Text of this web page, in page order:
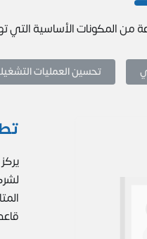
من المكونات الأساسية
تحسين العمليات